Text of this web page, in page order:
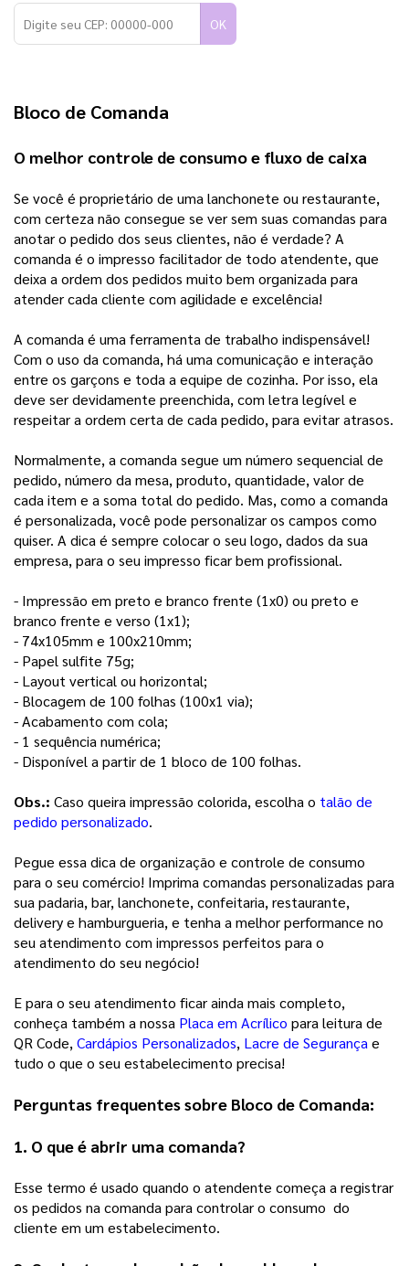
OK
Bloco de Comanda
O melhor controle de consumo e fluxo de caixa
Se você é proprietário de uma lanchonete ou restaurante,
com certeza não consegue se ver sem suas comandas para
anotar o pedido dos seus clientes, não é verdade? A
comanda é o impresso facilitador de todo atendente, que
deixa a ordem dos pedidos muito bem organizada para
atender cada cliente com agilidade e excelência!
A comanda é uma ferramenta de trabalho indispensável!
Com o uso da comanda, há uma comunicação e interação
entre os garçons e toda a equipe de cozinha. Por isso, ela
deve ser devidamente preenchida, com letra legível e
respeitar a ordem certa de cada pedido, para evitar atrasos.
Normalmente, a comanda segue um número sequencial de
pedido, número da mesa, produto, quantidade, valor de
cada item e a soma total do pedido. Mas, como a comanda
é personalizada, você pode personalizar os campos como
quiser. A dica é sempre colocar o seu logo, dados da sua
empresa, para o seu impresso ficar bem profissional.
- Impressão em preto e branco frente (1x0) ou preto e
branco frente e verso (1x1);
- 74x105mm e 100x210mm;
- Papel sulfite 75g;
- Layout vertical ou horizontal;
- Blocagem de 100 folhas (100x1 via);
- Acabamento com cola;
- 1 sequência numérica;
- Disponível a partir de 1 bloco de 100 folhas.
Obs.: Caso queira impressão colorida, escolha o talão de
pedido personalizado.
Pegue essa dica de organização e controle de consumo
para o seu comércio! Imprima comandas personalizadas para
sua padaria, bar, lanchonete, confeitaria, restaurante,
delivery e hamburgueria, e tenha a melhor performance no
seu atendimento com impressos perfeitos para o
atendimento do seu negócio!
E para o seu atendimento ficar ainda mais completo,
conheça também a nossa Placa em Acrílico para leitura de
QR Code, Cardápios Personalizados, Lacre de Segurança e
tudo o que o seu estabelecimento precisa!
Perguntas frequentes sobre Bloco de Comanda:
1. O que é abrir uma comanda?
Esse termo é usado quando o atendente começa a registrar
os pedidos na comanda para controlar o consumo  do
cliente em um estabelecimento.